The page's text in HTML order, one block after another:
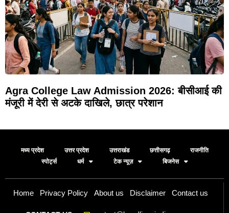
Agra College Law Admission 2026: बीसीआई की
मंजूरी में देरी से अटके दाखिले, छात्र परेशान
मध्य प्रदेश उत्तर प्रदेश उत्तराखंड छत्तीसगढ़
राजनीति
स्पोर्ट्स
धर्म टेक न्यूज़ बिजनेस
Home Privacy Policy About us Disclaimer Contact us